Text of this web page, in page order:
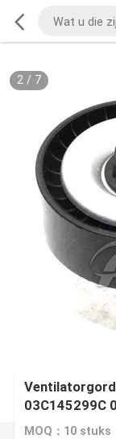
2/ 7
03C145299C
MOQ：10 stuks